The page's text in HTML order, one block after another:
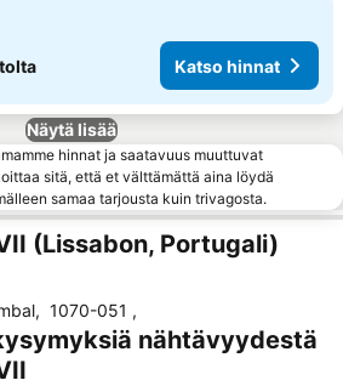
Katso hinnat
Näytä lisää
hinnat ja saatavuus muuttuvat
sitä, että et välttämättä aina löydä
samaa tarjousta kuin trivagosta.
(Lissabon, Portugali)
, 1070-051 ,
nähtävyydestä